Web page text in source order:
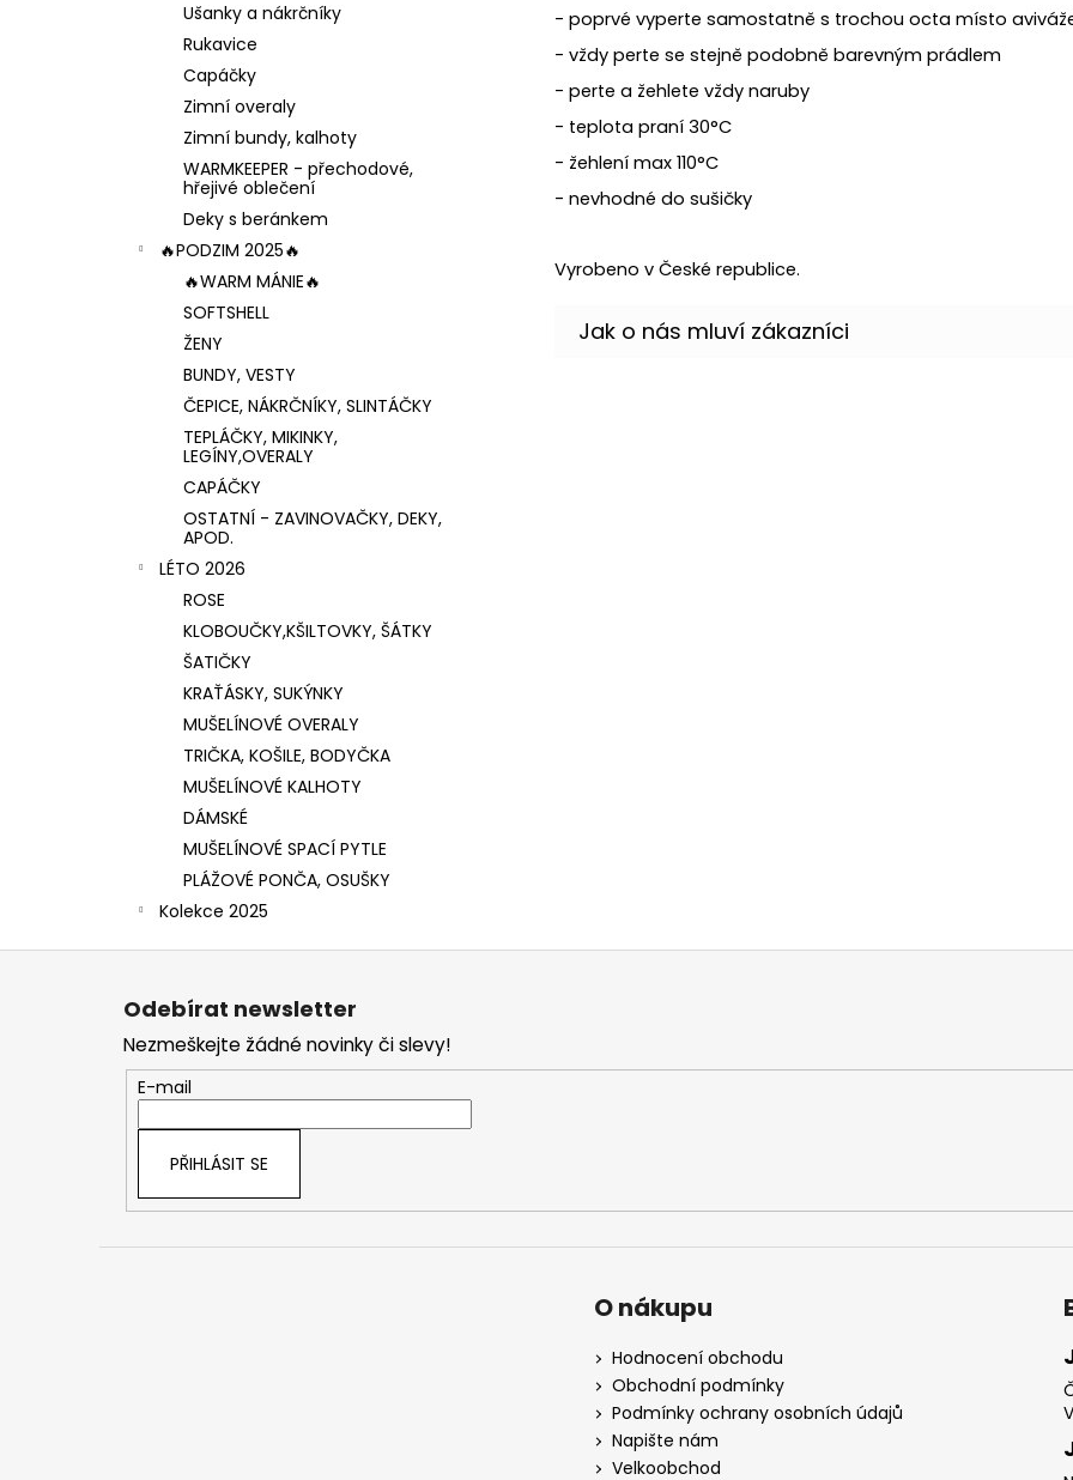
Ušanky a nákrčníky
Rukavice
Capáčky
Zimní overaly
Zimní bundy, kalhoty
WARMKEEPER - přechodové,
hřejivé oblečení
Deky s beránkem
🔥PODZIM 2025🔥
🔥WARM MÁNIE🔥
SOFTSHELL
ŽENY
BUNDY, VESTY
ČEPICE, NÁKRČNÍKY, SLINTÁČKY
TEPLÁČKY, MIKINKY,
LEGÍNY,OVERALY
CAPÁČKY
OSTATNÍ - ZAVINOVAČKY, DEKY,
APOD.
LÉTO 2026
ROSE
KLOBOUČKY,KŠILTOVKY, ŠÁTKY
ŠATIČKY
KRAŤÁSKY, SUKÝNKY
MUŠELÍNOVÉ OVERALY
TRIČKA, KOŠILE, BODYČKA
MUŠELÍNOVÉ KALHOTY
DÁMSKÉ
MUŠELÍNOVÉ SPACÍ PYTLE
PLÁŽOVÉ PONČA, OSUŠKY
Kolekce 2025
- poprvé vyperte samostatně s trochou octa místo
- vždy perte se stejně podobně barevným prádlem
- perte a žehlete vždy naruby
- teplota praní 30°C
- žehlení max 110°C
- nevhodné do sušičky
Vyrobeno v České republice.
Z
Odebírat newsletter
Nezmeškejte žádné novinky či slevy!
E-mail
PŘIHLÁSIT SE
O nákupu
Hodnocení obchodu
Obchodní podmínky
Podmínky ochrany osobních údajů
Napište nám
Velkoobchod